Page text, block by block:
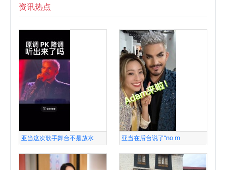
资讯热点
亚当这次歌手舞台不是放水 亚当在后台说了“no m